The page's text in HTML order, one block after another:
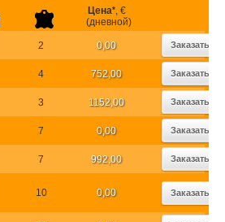
Цена*, €
(дневной)
2 0,00 Заказать
4 752,00 Заказать
3 1152,00 Заказать
7 0,00 Заказать
7 992,00 Заказать
10 0,00 Заказать